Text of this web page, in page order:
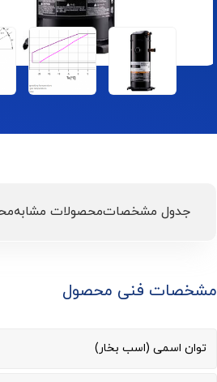
جدول مشخصاتمحصولات مشابه
مشخصات فنی محصول
توان اسمی (اسب بخار)